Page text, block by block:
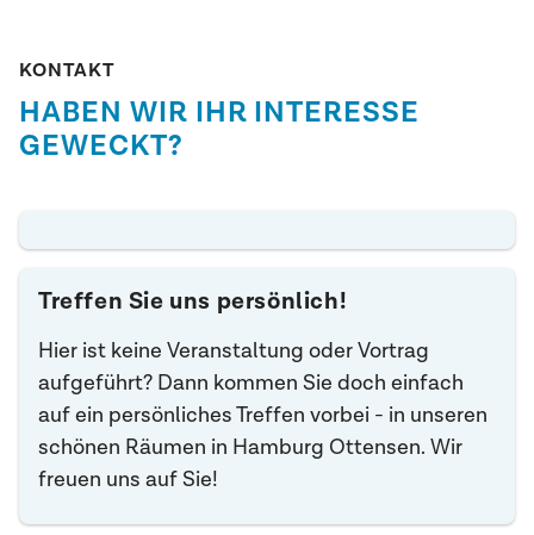
KONTAKT
HABEN WIR IHR INTERESSE
GEWECKT?
Treffen Sie uns persönlich!
Hier ist keine Veranstaltung oder Vortrag
aufgeführt? Dann kommen Sie doch einfach
auf ein persönliches Treffen vorbei - in unseren
schönen Räumen in Hamburg Ottensen. Wir
freuen uns auf Sie!